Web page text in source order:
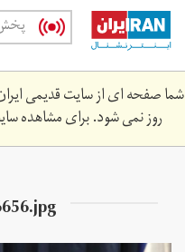
Skip
main
content
شما صفحه ای از سایت قدیمی
روز نمی شود. برای مشاهده